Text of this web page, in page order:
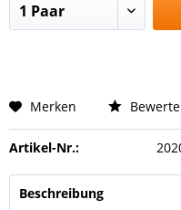
Merken
Artikel-Nr.:
Beschreibung